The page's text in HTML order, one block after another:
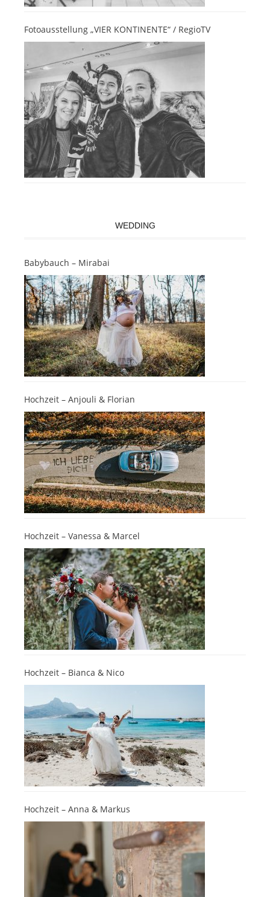
Fotoausstellung „VIER KONTINENTE“ / RegioTV
WEDDING
Babybauch – Mirabai
Hochzeit – Anjouli & Florian
Hochzeit – Vanessa & Marcel
Hochzeit – Bianca & Nico
Hochzeit – Anna & Markus